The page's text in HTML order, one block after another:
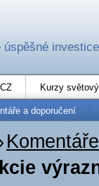
úspěšné investice
Kurzy
a doporučení